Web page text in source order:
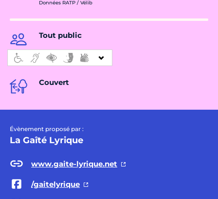
Données RATP / Vélib
Tout public
Couvert
Évènement proposé par :
La Gaîté Lyrique
www.gaite-lyrique.net
/gaitelyrique